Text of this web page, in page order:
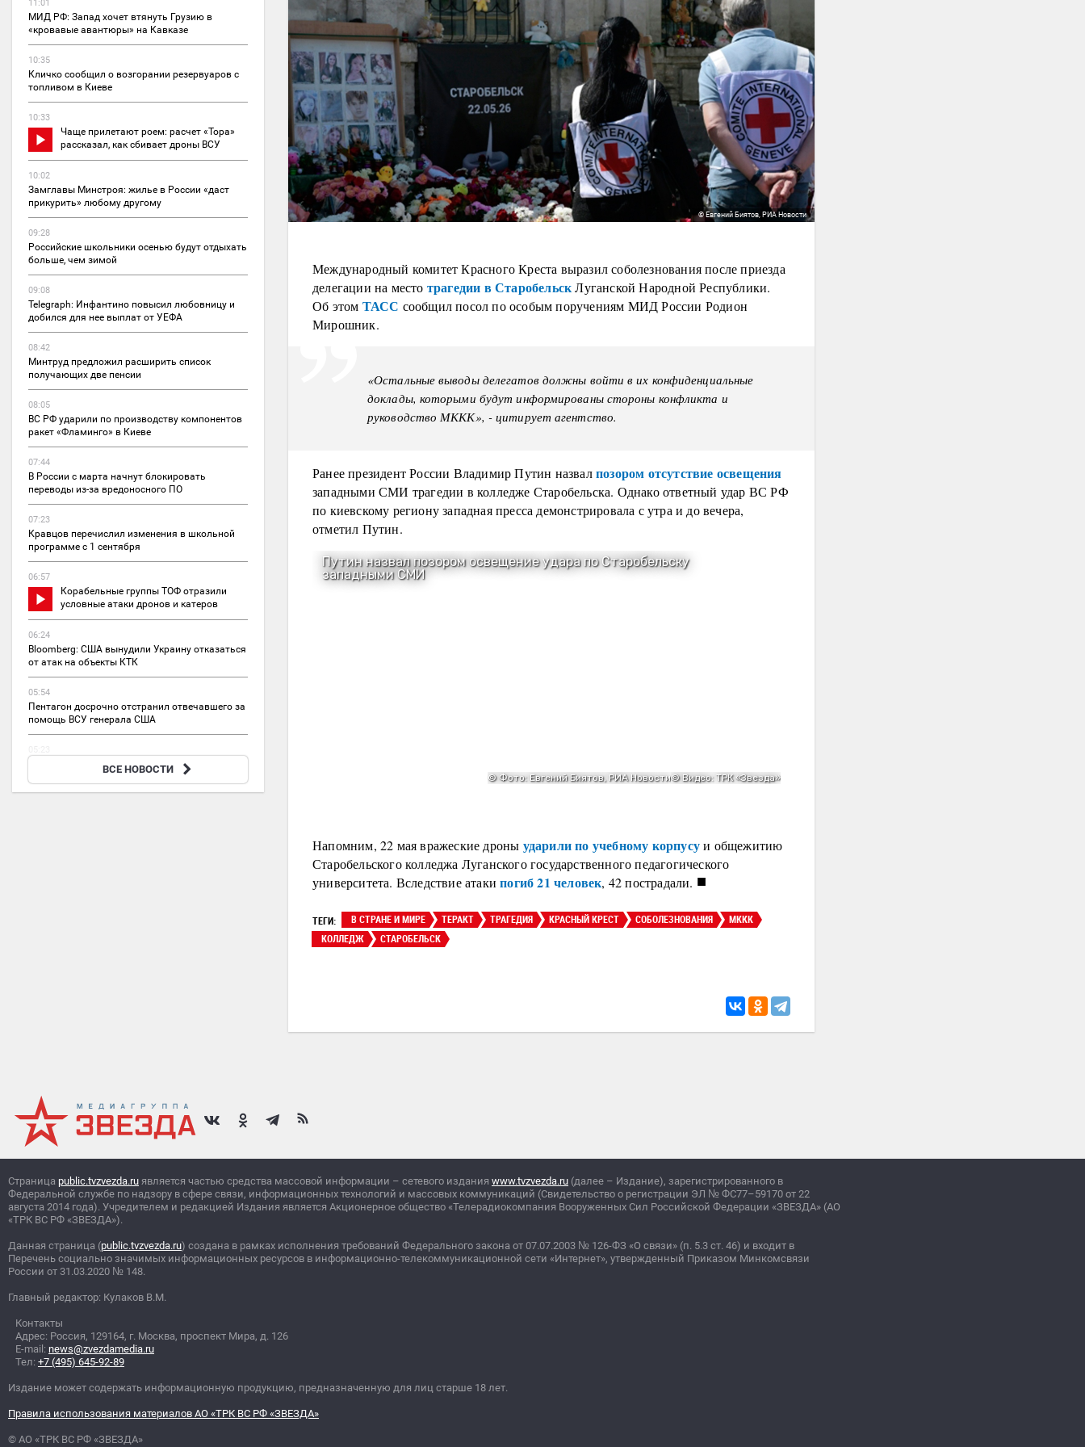
11:01
МИД РФ: Запад хочет втянуть Грузию в
«кровавые авантюры» на Кавказе
10:35
Кличко сообщил о возгорании резервуаров с
топливом в Киеве
10:33
Чаще прилетают роем: расчет «Тора»
рассказал, как сбивает дроны ВСУ
10:02
Замглавы Минстроя: жилье в России «даст
прикурить» любому другому
09:28
Российские школьники осенью будут отдыхать
больше, чем зимой
09:08
Telegraph: Инфантино повысил любовницу и
добился для нее выплат от УЕФА
08:42
Минтруд предложил расширить список
получающих две пенсии
08:05
ВС РФ ударили по производству компонентов
ракет «Фламинго» в Киеве
07:44
В России с марта начнут блокировать
переводы из-за вредоносного ПО
07:23
Кравцов перечислил изменения в школьной
программе с 1 сентября
06:57
Корабельные группы ТОФ отразили
условные атаки дронов и катеров
06:24
Bloomberg: США вынудили Украину отказаться
от атак на объекты КТК
05:54
Пентагон досрочно отстранил отвечавшего за
помощь ВСУ генерала США
Чукотка стала регионом РФ с самым высоким
ВСЕ НОВОСТИ
© Евгений Биятов, РИА Новости
Международный комитет Красного Креста выразил соболезнования после приезда
делегации на место трагедии в СтаробельскЛуганской Народной Республики.
Об этом ТАСС сообщил посол по особым поручениям МИД России Родион
Мирошник.
«Остальные выводы делегатов должны войти в их конфиденциальные
доклады, которыми будут информированы стороны конфликта и
руководство МККК», - цитирует агентство.
Ранее президент России Владимир Путин назвалпозором отсутствие освещения
западными СМИ трагедии в колледже Старобельска. Однако ответный удар ВС РФ
по киевскому региону западная пресса демонстрировала с утра и до вечера,
отметил Путин.
Напомним, 22 мая вражеские дроны ударили по учебному корпусуи общежитию
Старобельского колледжа Луганского государственного педагогического
университета. Вследствие атакипогиб 21 человек, 42 пострадали. ■
ТЕГИ: В СТРАНЕ И МИРЕ ТЕРАКТ ТРАГЕДИЯ КРАСНЫЙ КРЕСТ СОБОЛЕЗНОВАНИЯ
МККК
КОЛЛЕДЖ
СТАРОБЕЛЬСК
Страница public.tvzvezda.ru является частью средства массовой информации – сетевого издания www.tvzvezda.ru (далее – Издание), зарегистрированного в
Федеральной службе по надзору в сфере связи, информационных технологий и массовых коммуникаций (Свидетельство о регистрации ЭЛ № ФС77–59170 от 22
августа 2014 года). Учредителем и редакцией Издания является Акционерное общество «Телерадиокомпания Вооруженных Сил Российской Федерации «ЗВЕЗДА» (АО
«ТРК ВС РФ «ЗВЕЗДА»).
Данная страница (public.tvzvezda.ru) создана в рамках исполнения требований Федерального закона от 07.07.2003 № 126-ФЗ «О связи» (п. 5.3 ст. 46) и входит в
Перечень социально значимых информационных ресурсов в информационно-телекоммуникационной сети «Интернет», утвержденный Приказом Минкомсвязи
России от 31.03.2020 № 148.
Главный редактор: Кулаков В.М.
Контакты
Адрес: Россия, 129164, г. Москва, проспект Мира, д. 126
E-mail: news@zvezdamedia.ru
Тел: +7 (495) 645-92-89
Издание может содержать информационную продукцию, предназначенную для лиц старше 18 лет.
Правила использования материалов АО «ТРК ВС РФ «ЗВЕЗДА»
© АО «ТРК ВС РФ «ЗВЕЗДА»